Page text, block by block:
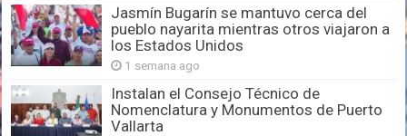
Jasmín Bugarín se mantuvo cerca del
pueblo nayarita mientras otros viajaron a
los Estados Unidos
1 semana ago
Instalan el Consejo Técnico de
Nomenclatura y Monumentos de Puerto
Vallarta